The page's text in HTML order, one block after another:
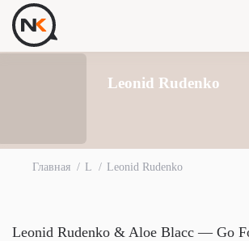
Leonid Rudenko
Главная L Leonid Rudenko
Leonid Rudenko & Aloe Blacc — Go